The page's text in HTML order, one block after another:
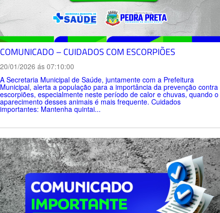
COMUNICADO – CUIDADOS COM ESCORPIÕES
20/01/2026 ás 07:10:00
A Secretaria Municipal de Saúde, juntamente com a Prefeitura
Municipal, alerta a população para a importância da prevenção contra
escorpiões, especialmente neste período de calor e chuvas, quando o
aparecimento desses animais é mais frequente. Cuidados
importantes: Mantenha quintai...